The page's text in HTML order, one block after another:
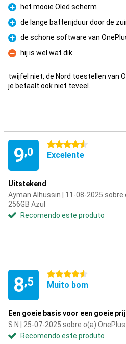
Prós
het mooie Oled scherm
Prós
de lange batterijduur door de
Prós
de schone software van
Contras
hij is wel wat dik
twijfel niet, de Nord toestellen van
je betaalt ook niet teveel.
9,0
4.5 estrelas
Excelente
Uitstekend
Ayman Alhussin | 11-08-2025 sobre
256GB Azul
Recomendo este produto
8,5
4.5 estrelas
Muito bom
Een goeie basis voor een goeie
S.N | 25-07-2025 sobre o(a)
Recomendo este produto